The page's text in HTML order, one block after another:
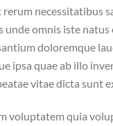
necessitatibus
unde omnis iste
doloremque
ipsa quae ab illo
vitae dicta sunt
voluptatem quia